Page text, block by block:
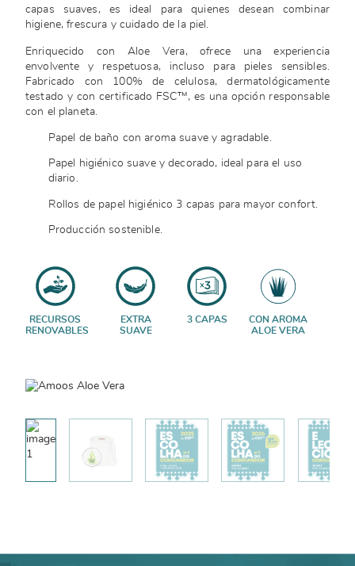
capas suaves, es ideal para quienes desean combinar
higiene, frescura y cuidado de la piel.
Enriquecido con Aloe Vera, ofrece una experiencia
envolvente y respetuosa, incluso para pieles sensibles.
Fabricado con 100% de celulosa, dermatológicamente
testado y con certificado FSC™, es una opción responsable
con el planeta.
Papel de baño con aroma suave y agradable.
Papel higiénico suave y decorado, ideal para el uso
diario.
Rollos de papel higiénico 3 capas para mayor confort.
Producción sostenible.
RECURSOS
RENOVABLES
EXTRA
SUAVE
3 CAPAS
CON AROMA
ALOE VERA